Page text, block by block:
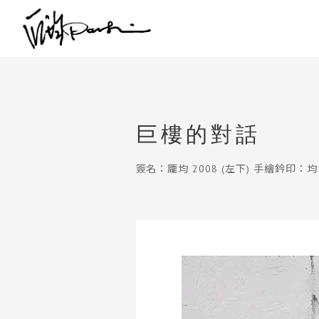
巨樓的對話
簽名：龎均 2008 (左下) 手繪鈐印：